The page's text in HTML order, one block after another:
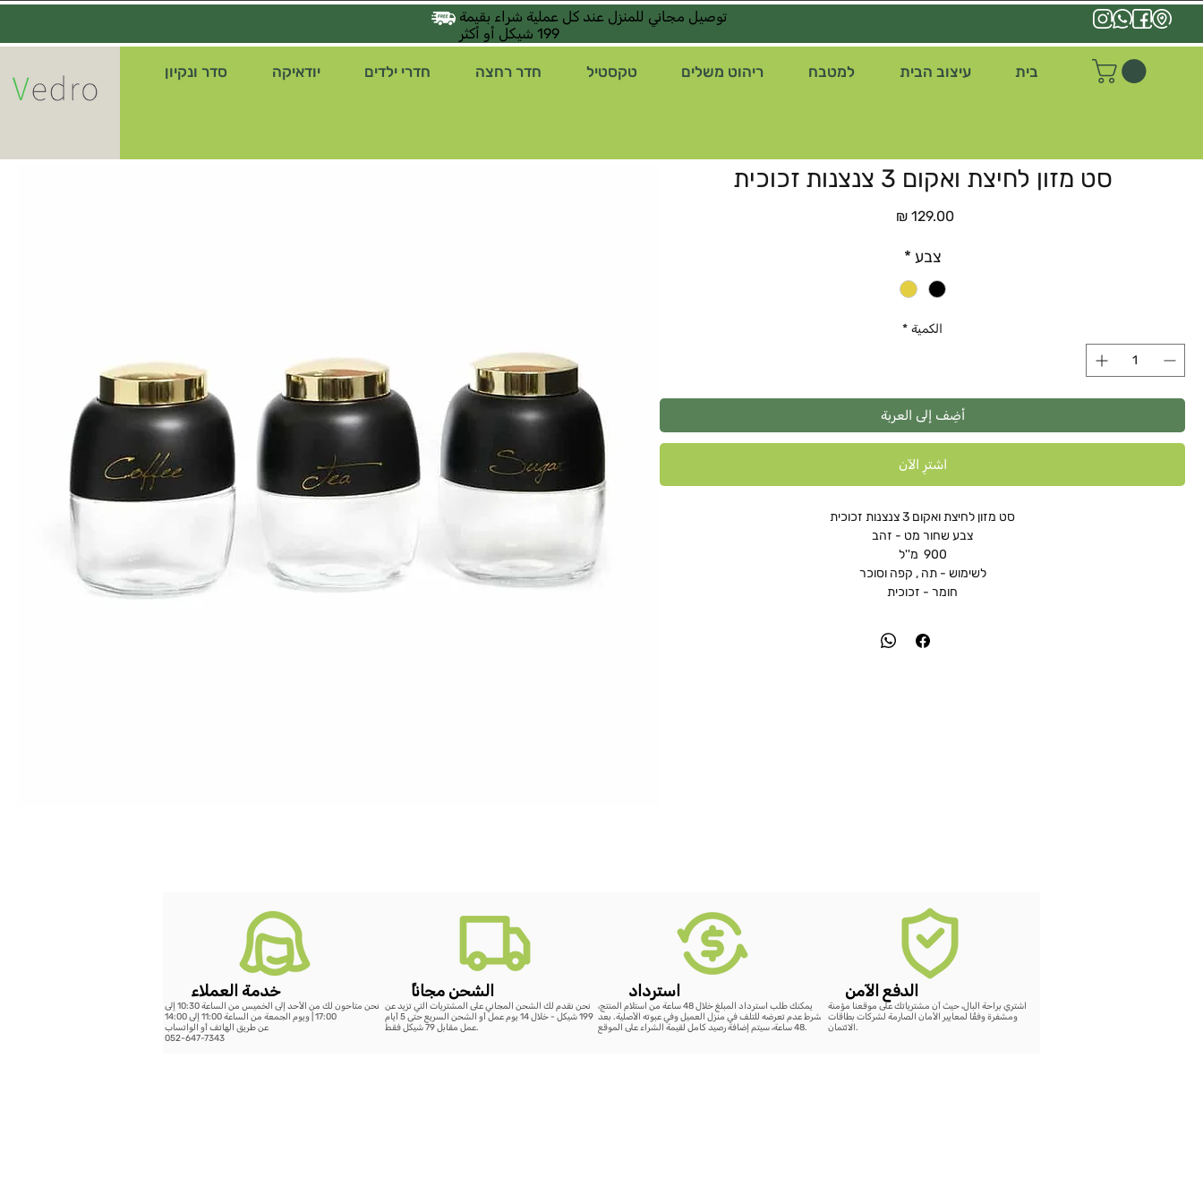
توصيل مجاني للمنزل عند كل عملية شراء بقيمة
199 شيكل أو أكثر
בית עיצוב הבית למטבח ריהוט משלים טקסטיל חדר רחצה חדרי ילדים יודאיקה סדר ונקיון
סט מזון לחיצת ואקום 3 צנצנות זכוכית
‏129.00 ₪
צבע *
الكمية *
أضِف إلى العربة
اشترِ الآن
סט מזון לחיצת ואקום 3 צנצנות זכוכית
צבע שחור מט - זהב
900 מ''ל
לשימוש - תה , קפה וסוכר
חומר - זכוכית
خدمة العملاء
نحن متاحون لك من الأحد إلى الخميس من الساعة 10:30 إلى
17:00 | ويوم الجمعة من الساعة 11:00 إلى 14:00
عن طريق الهاتف أو الواتساب
052-647-7343
ًالشحن مجانا
نحن نقدم لك الشحن المجاني على المشتريات التي تزيد عن
199 شيكل - خلال 14 يوم عمل أو الشحن السريع حتى 5 أيام
عمل مقابل 79 شيكل فقط.
استرداد
يمكنك طلب استرداد المبلغ خلال 48 ساعة من استلام المنتج،
بشرط عدم تعرضه للتلف في منزل العميل وفي عبوته الأصلية. بعد
48 ساعة، سيتم إضافة رصيد كامل لقيمة الشراء على الموقع.
الدفع الآمن
اشتري براحة البال، حيث أن مشترياتك على موقعنا مؤمنة
ومشفرة وفقًا لمعايير الأمان الصارمة لشركات بطاقات
الائتمان.